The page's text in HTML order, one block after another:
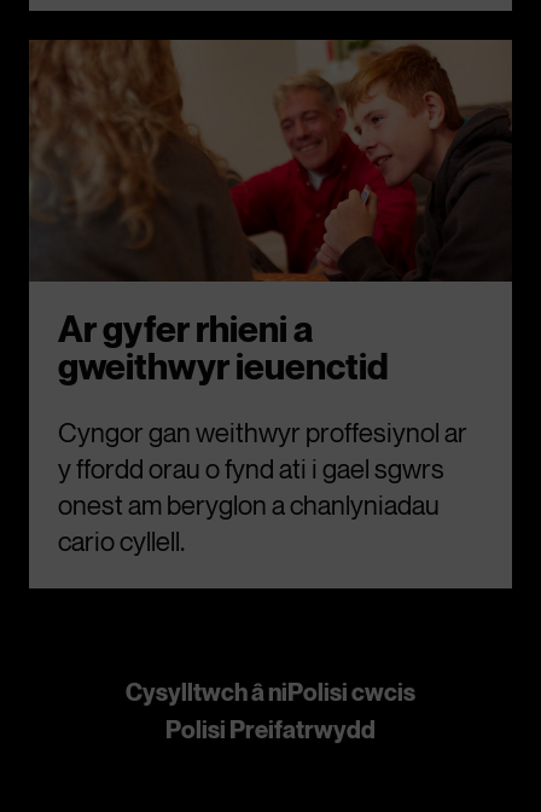
Ar gyfer rhieni a
gweithwyr ieuenctid
Cyngor gan weithwyr proffesiynol ar
y ffordd orau o fynd ati i gael sgwrs
onest am beryglon a chanlyniadau
cario cyllell.
Cysylltwch â niPolisi cwcis
Polisi Preifatrwydd